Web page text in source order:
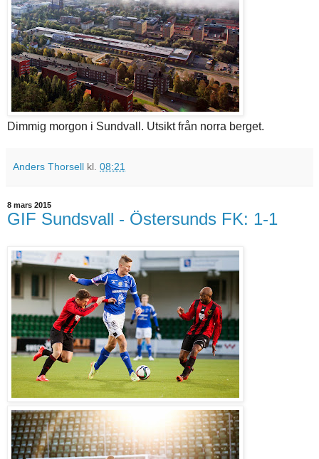
Dimmig morgon i Sundvall. Utsikt från norra berget.
Anders Thorsell kl. 08:21
8 mars 2015
GIF Sundsvall - Östersunds FK: 1-1